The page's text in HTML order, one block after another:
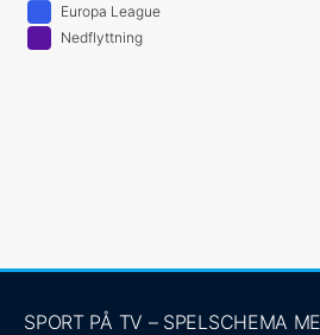
Europa League
Nedflyttning
SPORT PÅ TV – SPELSCHEMA